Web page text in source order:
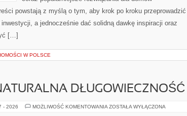
powstają z myślą o tym, aby krok po kroku przeprowadzić
a jednocześnie dać solidną dawkę inspiracji oraz
[…]
W POLSCE
DŁUGOWIECZNOŚĆ
- 2026 MOŻLIWOŚĆ KOMENTOWANIA BIOHACKING
ZOSTAŁA WYŁĄCZONA